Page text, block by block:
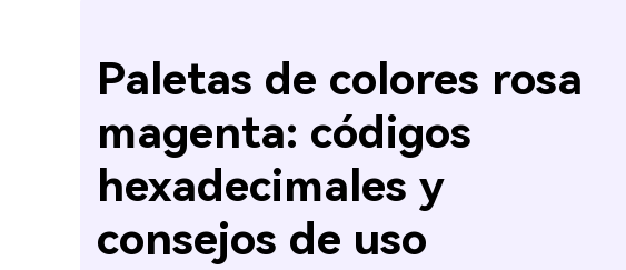
Paletas de colores rosa
magenta: códigos
hexadecimales y
consejos de uso